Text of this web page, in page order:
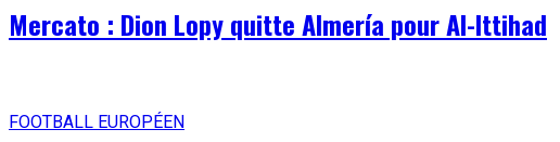
Mercato : Dion Lopy quitte Almería pour Al-Ittihad
FOOTBALL EUROPÉEN